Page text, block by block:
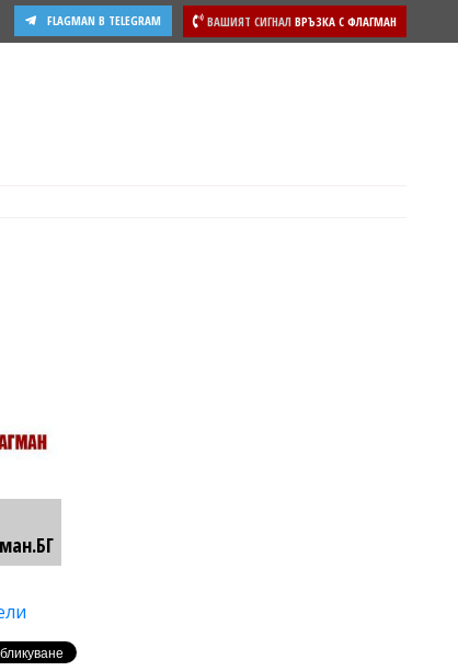
ВАШИЯТ СИГНАЛ ВРЪЗКА С ФЛАГМАН
FLAGMAN В TELEGRAM